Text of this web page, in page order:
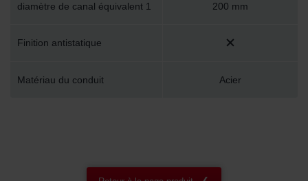
diamètre de canal équivalent 1 200 mm
Finition antistatique
Matériau du conduit Acier